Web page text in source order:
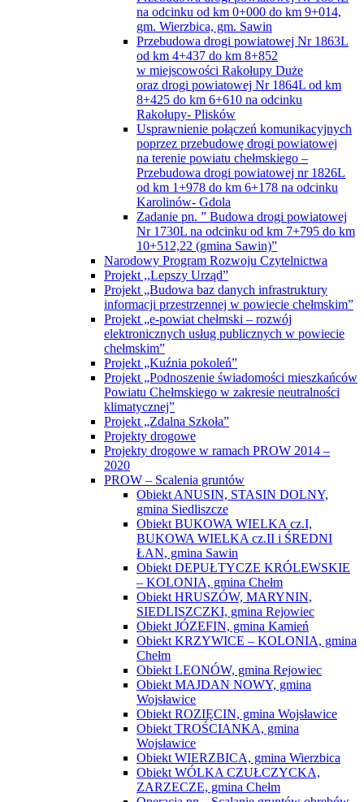
na odcinku od km 0+000 do km 9+014,
gm. Wierzbica, gm. Sawin
Przebudowa drogi powiatowej Nr 1863L
od km 4+437 do km 8+852
w miejscowości Rakołupy Duże
oraz drogi powiatowej Nr 1864L od km
8+425 do km 6+610 na odcinku
Rakołupy- Plisków
Usprawnienie połączeń komunikacyjnych
poprzez przebudowę drogi powiatowej
na terenie powiatu chełmskiego –
Przebudowa drogi powiatowej nr 1826L
od km 1+978 do km 6+178 na odcinku
Karolinów- Gdola
Zadanie pn. ” Budowa drogi powiatowej
Nr 1730L na odcinku od km 7+795 do km
10+512,22 (gmina Sawin)”
Narodowy Program Rozwoju Czytelnictwa
Projekt ,,Lepszy Urząd”
Projekt „Budowa baz danych infrastruktury
informacji przestrzennej w powiecie chełmskim”
Projekt „e-powiat chełmski – rozwój
elektronicznych usług publicznych w powiecie
chełmskim”
Projekt „Kuźnia pokoleń”
Projekt „Podnoszenie świadomości mieszkańców
Powiatu Chełmskiego w zakresie neutralności
klimatycznej”
Projekt „Zdalna Szkoła”
Projekty drogowe
Projekty drogowe w ramach PROW 2014 –
2020
PROW – Scalenia gruntów
Obiekt ANUSIN, STASIN DOLNY,
gmina Siedliszcze
Obiekt BUKOWA WIELKA cz.I,
BUKOWA WIELKA cz.II i ŚREDNI
ŁAN, gmina Sawin
Obiekt DEPUŁTYCZE KRÓLEWSKIE
– KOLONIA, gmina Chełm
Obiekt HRUSZÓW, MARYNIN,
SIEDLISZCZKI, gmina Rejowiec
Obiekt JÓZEFIN, gmina Kamień
Obiekt KRZYWICE – KOLONIA, gmina
Chełm
Obiekt LEONÓW, gmina Rejowiec
Obiekt MAJDAN NOWY, gmina
Wojsławice
Obiekt ROZIĘCIN, gmina Wojsławice
Obiekt TROŚCIANKA, gmina
Wojsławice
Obiekt WIERZBICA, gmina Wierzbica
Obiekt WÓLKA CZUŁCZYCKA,
ZARZECZE, gmina Chełm